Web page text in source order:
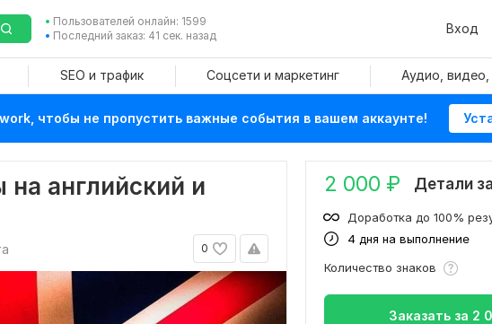
Пользователей онлайн: 1599
Последний заказ: 41 сек. назад
Вход
SEO и трафик Соцсети и маркетинг Аудио, видео,
чтобы не пропустить важные события в вашем аккаунте!
английский и
0
2 000 ₽ Детали
4 дня на выполнение
Доработка до 100%
Количество знаков
Заказать за 2